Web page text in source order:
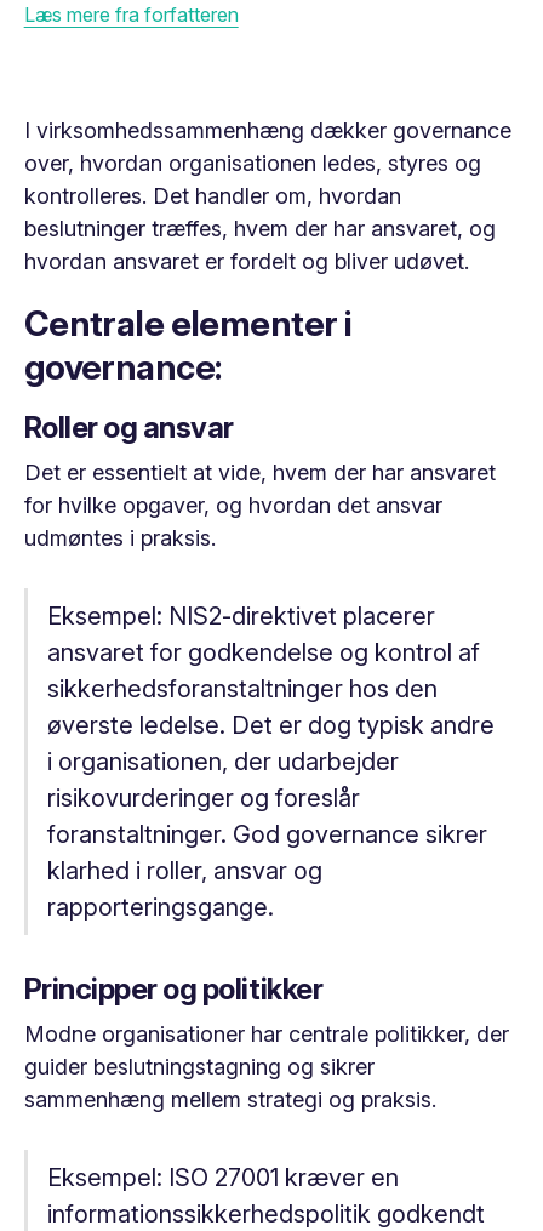
Læs mere fra forfatteren
I virksomhedssammenhæng dækker governance
over, hvordan organisationen ledes, styres og
kontrolleres. Det handler om, hvordan
beslutninger træffes, hvem der har ansvaret, og
hvordan ansvaret er fordelt og bliver udøvet.
Centrale elementer i
governance:
Roller og ansvar
Det er essentielt at vide, hvem der har ansvaret
for hvilke opgaver, og hvordan det ansvar
udmøntes i praksis.
Eksempel: NIS2-direktivet placerer
ansvaret for godkendelse og kontrol af
sikkerhedsforanstaltninger hos den
øverste ledelse. Det er dog typisk andre
i organisationen, der udarbejder
risikovurderinger og foreslår
foranstaltninger. God governance sikrer
klarhed i roller, ansvar og
rapporteringsgange.
Principper og politikker
Modne organisationer har centrale politikker, der
guider beslutningstagning og sikrer
sammenhæng mellem strategi og praksis.
Eksempel: ISO 27001 kræver en
informationssikkerhedspolitik godkendt